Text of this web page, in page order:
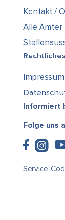
Kontakt /
Alle Ämter
Rechtliches
Impressum
Informiert
Folge uns
Service-